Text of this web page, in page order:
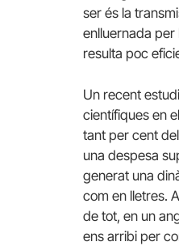
ser és la
enlluernada per
resulta poc
Un recent
científiques en
tant per cent
una despesa
generat una
com en lletres.
de tot, en un
ens arribi per